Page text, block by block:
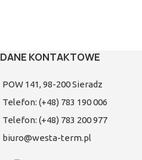
DANE KONTAKTOWE
POW 141, 98-200 Sieradz
Telefon: (+48) 783 190 006
Telefon: (+48) 783 200 977
biuro@westa-term.pl